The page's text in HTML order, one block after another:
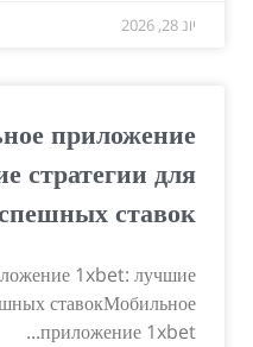
יונ 28, 2026
приложение
стратегии для
ставок
1xbet: лучшие
ставокМобильное
приложение 1xbet...